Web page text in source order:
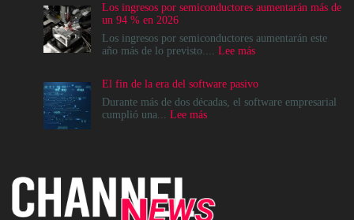
del
Data
Center
no
destino,
es
un
operativo
Los ingresos por semiconductores aumentarán más de
un 94 % en 2026
Los ingresos por semiconductores aumentarán este
año más de lo previsto.... Lee más:
por
semiconductores
El fin de la era del software pasivo
Durante más de dos décadas, el software empresarial
cumplió una... Lee más:
software
pasivo